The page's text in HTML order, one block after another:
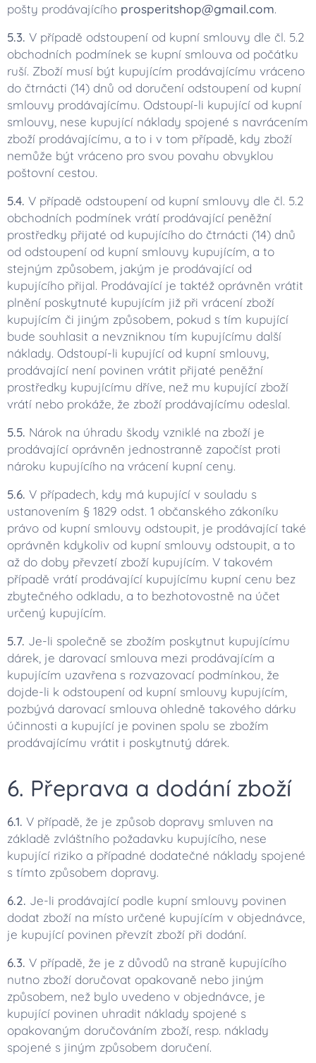
pošty prodávajícího prosperitshop@gmail.com.
5.3. V případě odstoupení od kupní smlouvy dle čl. 5.2
obchodních podmínek se kupní smlouva od počátku
ruší. Zboží musí být kupujícím prodávajícímu vráceno
do čtrnácti (14) dnů od doručení odstoupení od kupní
smlouvy prodávajícímu. Odstoupí-li kupující od kupní
smlouvy, nese kupující náklady spojené s navrácením
zboží prodávajícímu, a to i v tom případě, kdy zboží
nemůže být vráceno pro svou povahu obvyklou
poštovní cestou.
5.4. V případě odstoupení od kupní smlouvy dle čl. 5.2
obchodních podmínek vrátí prodávající peněžní
prostředky přijaté od kupujícího do čtrnácti (14) dnů
od odstoupení od kupní smlouvy kupujícím, a to
stejným způsobem, jakým je prodávající od
kupujícího přijal. Prodávající je taktéž oprávněn vrátit
plnění poskytnuté kupujícím již při vrácení zboží
kupujícím či jiným způsobem, pokud s tím kupující
bude souhlasit a nevzniknou tím kupujícímu další
náklady. Odstoupí-li kupující od kupní smlouvy,
prodávající není povinen vrátit přijaté peněžní
prostředky kupujícímu dříve, než mu kupující zboží
vrátí nebo prokáže, že zboží prodávajícímu odeslal.
5.5. Nárok na úhradu škody vzniklé na zboží je
prodávající oprávněn jednostranně započíst proti
nároku kupujícího na vrácení kupní ceny.
5.6. V případech, kdy má kupující v souladu s
ustanovením § 1829 odst. 1 občanského zákoníku
právo od kupní smlouvy odstoupit, je prodávající také
oprávněn kdykoliv od kupní smlouvy odstoupit, a to
až do doby převzetí zboží kupujícím. V takovém
případě vrátí prodávající kupujícímu kupní cenu bez
zbytečného odkladu, a to bezhotovostně na účet
určený kupujícím.
5.7. Je-li společně se zbožím poskytnut kupujícímu
dárek, je darovací smlouva mezi prodávajícím a
kupujícím uzavřena s rozvazovací podmínkou, že
dojde-li k odstoupení od kupní smlouvy kupujícím,
pozbývá darovací smlouva ohledně takového dárku
účinnosti a kupující je povinen spolu se zbožím
prodávajícímu vrátit i poskytnutý dárek.
6. Přeprava a dodání zboží
6.1. V případě, že je způsob dopravy smluven na
základě zvláštního požadavku kupujícího, nese
kupující riziko a případné dodatečné náklady spojené
s tímto způsobem dopravy.
6.2. Je-li prodávající podle kupní smlouvy povinen
dodat zboží na místo určené kupujícím v objednávce,
je kupující povinen převzít zboží při dodání.
6.3. V případě, že je z důvodů na straně kupujícího
nutno zboží doručovat opakovaně nebo jiným
způsobem, než bylo uvedeno v objednávce, je
kupující povinen uhradit náklady spojené s
opakovaným doručováním zboží, resp. náklady
spojené s jiným způsobem doručení.